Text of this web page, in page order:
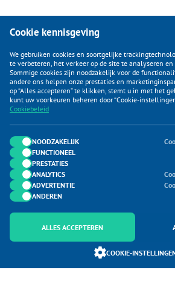
KLANTENSERVICE
CATEGORIEËN
DUIJVELAAR E-COMMERCE
CONTACTEN
Onderdeel van Duijvelaar E-commerce
SoloMono.net
Cookie kennisgeving
We gebruiken cookies en soortgelijke
te verbeteren, het verkeer op de site te analyseren
Sommige cookies zijn noodzakelijk voor de
andere ons helpen onze prestaties en
op “Alles accepteren” te klikken, stemt u in met het
kunt uw voorkeuren beheren door “Cookie-
Cookiebeleid
NOODZAKELIJK
FUNCTIONEEL
PRESTATIES
ANALYTICS
ADVERTENTIE
ANDEREN
ALLES ACCEPTEREN
COOKIE-